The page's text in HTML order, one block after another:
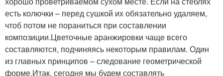
есть колючки – перед сушкой их обязательно удаляем,
чтоб потом не пораниться при составлении
композиции.Цветочные аранжировки чаще всего
составляются, подчиняясь некоторым правилам. Один
из главных принципов – следование геометрической
форме.Итак, сегодня мы будем составлять